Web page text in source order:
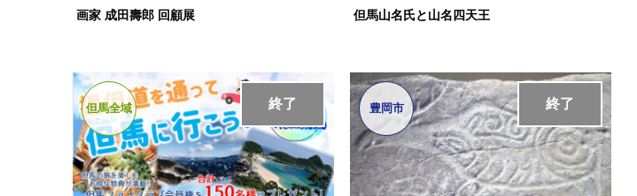
画家 成田壽郎 回顧展 但馬山名氏と山名四天王
終了
但馬全域 終了
豊岡市